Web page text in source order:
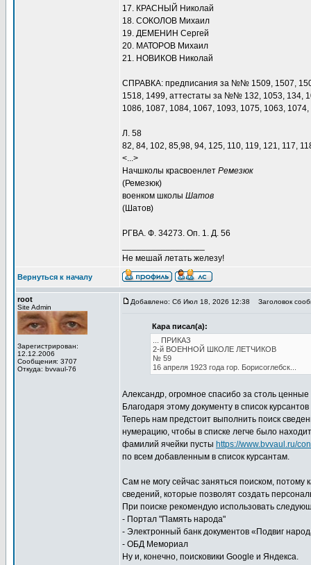
17. КРАСНЫЙ Николай
18. СОКОЛОВ Михаил
19. ДЕМЕНИН Сергей
20. МАТОРОВ Михаил
21. НОВИКОВ Николай
СПРАВКА: предписания за №№ 1509, 1507,
1518, 1499, аттестаты за №№ 132, 1053, 134,
1086, 1087, 1084, 1067, 1093, 1075, 1063,
Л. 58
82, 84, 102, 85,98, 94, 125, 110, 119, 121, 117,
<...>
Начшколы красвоенлет Ремезюк
(Ремезюк)
военком школы Шатов
(Шатов)
РГВА. Ф. 34273. Оп. 1. Д. 56
Не мешай летать железу!
Вернуться к началу
root
Site Admin
Зарегистрирован:
12.12.2006
Сообщения: 3707
Откуда: bvvaul-76
Добавлено: Сб Июл 18, 2026 12:38 Заголовок
Кара писал(а):
... ПРИКАЗ
2-й ВОЕННОЙ ШКОЛЕ ЛЕТЧИКОВ
№ 59
16 апреля 1923 года гор. Борисоглебск...
Александр, огромное спасибо за столь
Благодаря этому документу в список
Теперь нам предстоит выполнить поиск
нумерацию, чтобы в списке легче было
фамилий ячейки пусты https://www.bvvaul.ru/
по всем добавленным в список курсантам.
Сам не могу сейчас заняться поиском,
сведений, которые позволят создать
При поиске рекомендую использовать
- Портал "Память народа"
- Электронный банк документов «Подвиг
- ОБД Мемориал
Ну и, конечно, поисковики Google и Яндекса.